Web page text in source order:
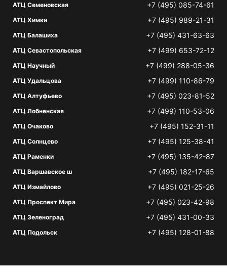
АТЦ Семеновская +7 (495) 085-74-61
АТЦ Химки +7 (495) 989-21-31
АТЦ Балашиха +7 (495) 431-63-63
АТЦ Севастопольская +7 (499) 653-72-12
АТЦ Научный +7 (499) 288-05-36
АТЦ Удальцова +7 (499) 110-86-79
АТЦ Алтуфьево +7 (495) 023-81-52
АТЦ Лобненская +7 (499) 110-53-06
АТЦ Очаково +7 (495) 152-31-11
АТЦ Солнцево +7 (495) 125-38-41
АТЦ Раменки +7 (495) 135-42-87
АТЦ Варшавское ш +7 (495) 182-17-65
АТЦ Измайлово +7 (495) 021-25-26
АТЦ Проспект Мира +7 (495) 023-42-98
АТЦ Зеленоград +7 (495) 431-00-33
АТЦ Подольск +7 (495) 128-01-88